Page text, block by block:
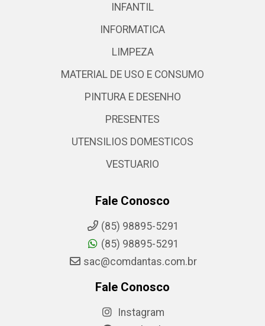
INFANTIL
INFORMATICA
LIMPEZA
MATERIAL DE USO E CONSUMO
PINTURA E DESENHO
PRESENTES
UTENSILIOS DOMESTICOS
VESTUARIO
Fale Conosco
(85) 98895-5291
(85) 98895-5291
sac@comdantas.com.br
Fale Conosco
Instagram